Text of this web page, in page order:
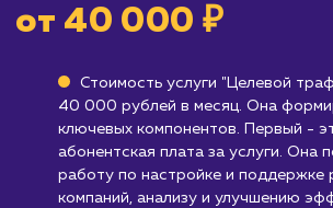
Бизнесам, которые еще
в том, кто является вашим
возможно, вам следует
определением своей
Компаниям, которые не